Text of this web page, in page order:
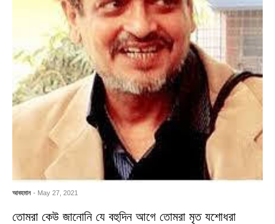
আবহমান - May 27, 2021
তোমরা কেউ জানোনি যে বহুদিন আগে তোমরা মৃত যশোধরা